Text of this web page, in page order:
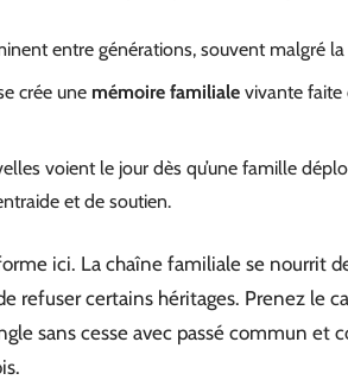
entre générations, souvent malgré la
crée une mémoire familiale vivante faite
voient le jour dès qu’une famille
et de soutien.
ici. La chaîne familiale se nourrit
refuser certains héritages. Prenez le
sans cesse avec passé commun